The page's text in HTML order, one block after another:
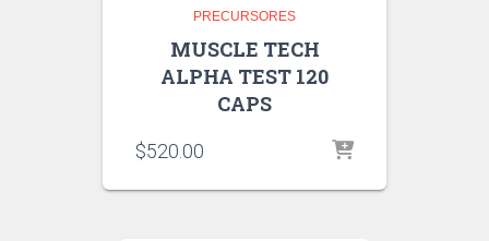
PRECURSORES
MUSCLE TECH
ALPHA TEST 120
CAPS
$520.00